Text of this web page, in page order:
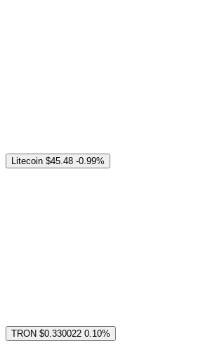
Litecoin $45.48 -0.99%
TRON $0.330022 0.10%